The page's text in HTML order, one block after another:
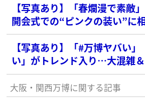
【写真あり】「春爛漫で素
開会式での“ピンクの装い”に
さま想起するとの声も
【写真あり】「#万博ヤバい
い」がトレンド入り…大混雑
でSNSに相次いだ「阿鼻叫喚」
大阪・関西万博に関する記事